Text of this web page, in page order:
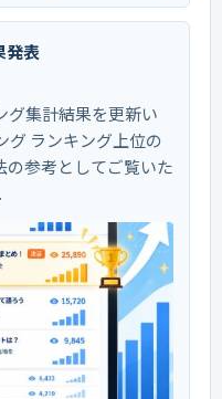
発表
グ集計結果を更新い
グ ランキング上位の
参考としてご覧いた